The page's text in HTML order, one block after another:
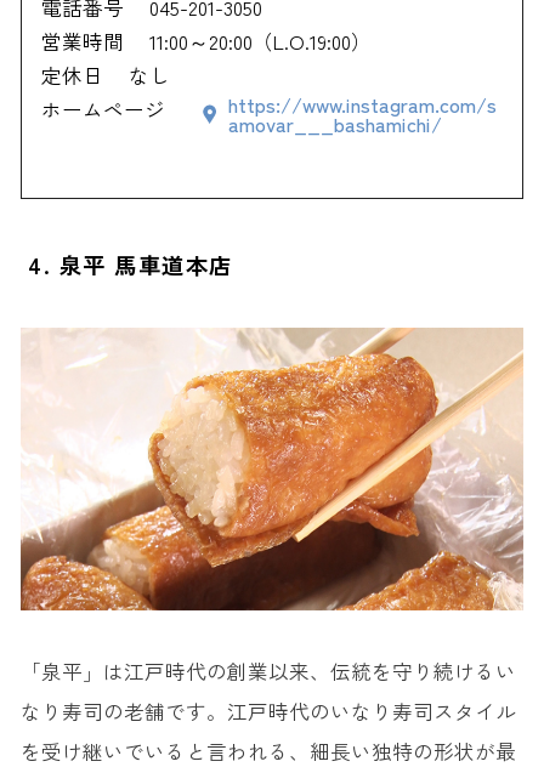
電話番号
045-201-3050
営業時間
11:00～20:00（L.O.19:00）
定休日
なし
ホームページ
https://www.instagram.com/s
amovar___bashamichi/
4. 泉平 馬車道本店
「泉平」は江戸時代の創業以来、伝統を守り続けるい
なり寿司の老舗です。江戸時代のいなり寿司スタイル
を受け継いでいると言われる、細長い独特の形状が最